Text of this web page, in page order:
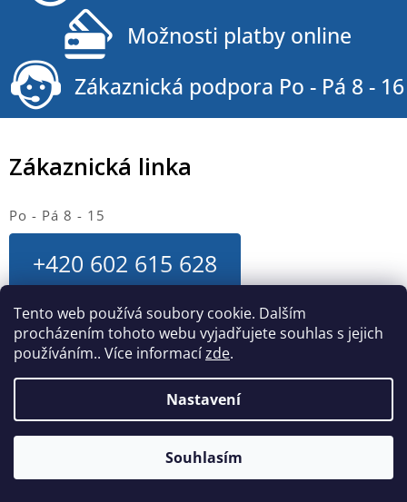
Tento web používá soubory cookie. Dalším
procházením tohoto webu vyjadřujete souhlas s jejich
používáním.. Více informacízde.
Nastavení
Souhlasím
O nás
Kariéra - nabídka práce
Zákaznická linka
Po - Pá 8 - 15
+420 602 615 628
servis@curepink.cz
Možnosti platby online
Zákaznická podpora Po - Pá 8 - 16